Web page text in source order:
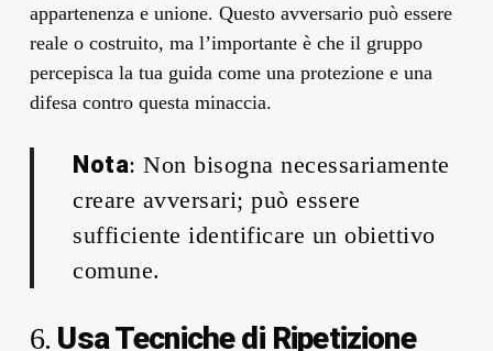
appartenenza e unione. Questo avversario può essere
reale o costruito, ma l’importante è che il gruppo
percepisca la tua guida come una protezione e una
difesa contro questa minaccia.
Nota: Non bisogna necessariamente
creare avversari; può essere
sufficiente identificare un obiettivo
comune.
6. Usa Tecniche di Ripetizione